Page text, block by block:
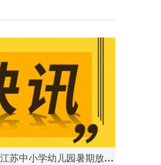
定了！2022年江苏中小学幼儿园暑期放假时间为7月1日